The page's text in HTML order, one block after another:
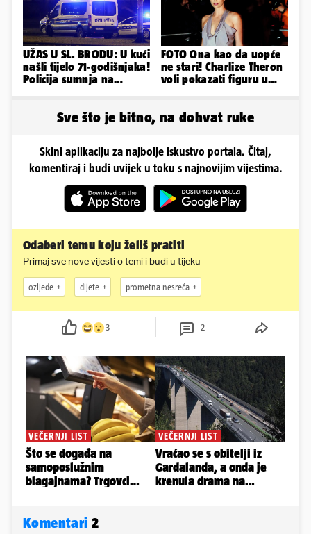
UŽAS U SL. BRODU: U kući
našli tijelo 71-godišnjaka!
Policija sumnja na
FOTO Ona kao da uopće
ne stari! Charlize Theron
voli pokazati figuru u
Sve što je bitno, na dohvat ruke
Skini aplikaciju za najbolje iskustvo portala. Čitaj,
komentiraj i budi uvijek u toku s najnovijim vijestima.
Odaberi temu koju želiš pratiti
Primaj sve nove vijesti o temi i budi u tijeku
ozljede dijete prometna nesreća
3 2
Komentari 2